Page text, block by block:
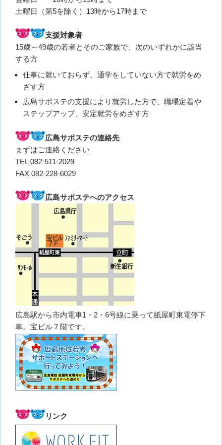
土曜日（第5を除く）13時から17時まで
支援対象者
15歳～49歳の若者とそのご家族で、次のいずれかに該当
する方
仕事に就いておらず、通学をしていない方で就労をめ
ざす方
広島サポステの支援により就労した方で、職場定着や
ステップアップ、安定就労をめざす方
広島サポステの連絡先
まずはご連絡ください
TEL082-511-2029
FAX 082-228-6029
広島サポステへのアクセス
広島駅から市内電車1・2・6号線に乗って紙屋町東電停下
車。宝ビル７階です。
リンク